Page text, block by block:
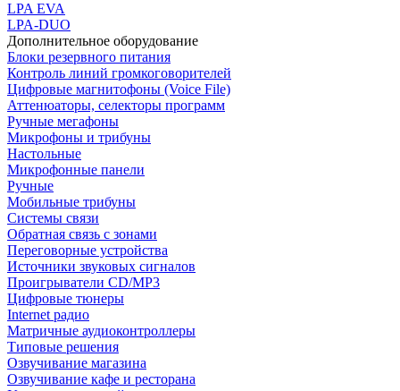
LPA EVA
LPA-DUO
Дополнительное оборудование
Блоки резервного питания
Контроль линий громкоговорителей
Цифровые магнитофоны (Voice File)
Аттенюаторы, селекторы программ
Ручные мегафоны
Микрофоны и трибуны
Настольные
Микрофонные панели
Ручные
Мобильные трибуны
Системы связи
Обратная связь с зонами
Переговорные устройства
Источники звуковых сигналов
Проигрыватели CD/MP3
Цифровые тюнеры
Internet радио
Матричные аудиоконтроллеры
Типовые решения
Озвучивание магазина
Озвучивание кафе и ресторана